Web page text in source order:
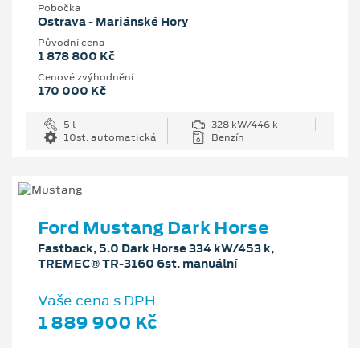
Pobočka
Ostrava - Mariánské Hory
Původní cena
1 878 800 Kč
Cenové zvýhodnění
170 000 Kč
5 l
328 kW/446 k
10st. automatická
Benzín
Ford Mustang Dark Horse
Fastback, 5.0 Dark Horse 334 kW/453 k,
TREMEC® TR-3160 6st. manuální
Vaše cena s DPH
1 889 900 Kč